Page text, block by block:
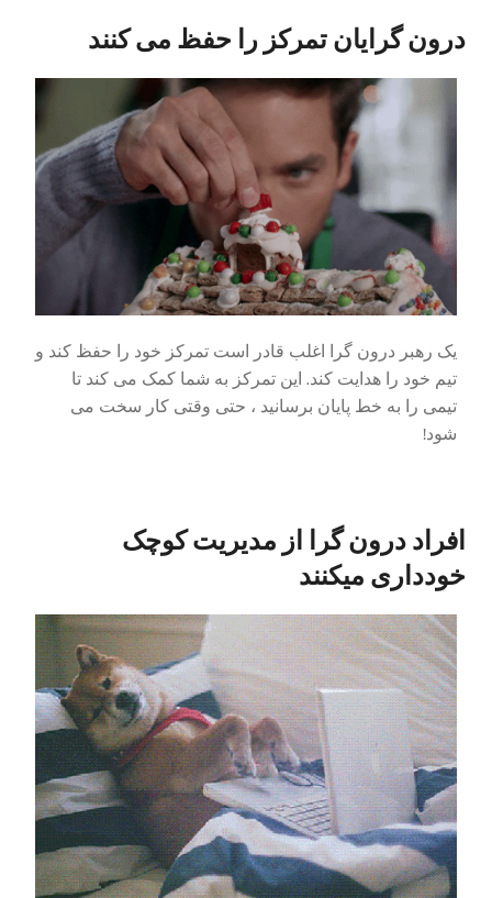
درون گرایان تمرکز را حفظ می کنند
یک رهبر درون گرا اغلب قادر است تمرکز خود را حفظ کند و
تیم خود را هدایت کند. این تمرکز به شما کمک می کند تا
تیمی را به خط پایان برسانید ، حتی وقتی کار سخت می
شود!
افراد درون گرا از مدیریت کوچک
خودداری میکنند